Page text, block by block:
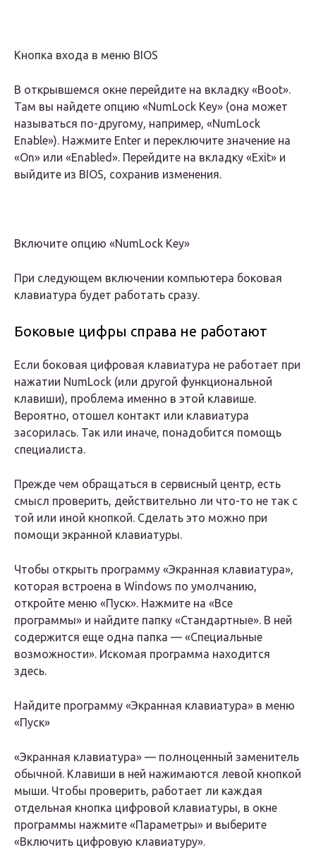
Кнопка входа в меню BIOS
В открывшемся окне перейдите на вкладку «Boot».
Там вы найдете опцию «NumLock Key» (она может
называться по-другому, например, «NumLock
Enable»). Нажмите Enter и переключите значение на
«On» или «Enabled». Перейдите на вкладку «Exit» и
выйдите из BIOS, сохранив изменения.
Включите опцию «NumLock Key»
При следующем включении компьютера боковая
клавиатура будет работать сразу.
Боковые цифры справа не работают
Если боковая цифровая клавиатура не работает при
нажатии NumLock (или другой функциональной
клавиши), проблема именно в этой клавише.
Вероятно, отошел контакт или клавиатура
засорилась. Так или иначе, понадобится помощь
специалиста.
Прежде чем обращаться в сервисный центр, есть
смысл проверить, действительно ли что-то не так с
той или иной кнопкой. Сделать это можно при
помощи экранной клавиатуры.
Чтобы открыть программу «Экранная клавиатура»,
которая встроена в Windows по умолчанию,
откройте меню «Пуск». Нажмите на «Все
программы» и найдите папку «Стандартные». В ней
содержится еще одна папка — «Специальные
возможности». Искомая программа находится
здесь.
Найдите программу «Экранная клавиатура» в меню
«Пуск»
«Экранная клавиатура» — полноценный заменитель
обычной. Клавиши в ней нажимаются левой кнопкой
мыши. Чтобы проверить, работает ли каждая
отдельная кнопка цифровой клавиатуры, в окне
программы нажмите «Параметры» и выберите
«Включить цифровую клавиатуру».